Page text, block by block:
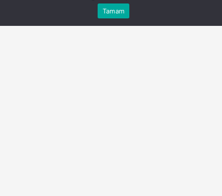
Bu web sitesinde en iyi deneyimi yaşamanızı sağlamak
için çerezler kullanılmaktadır.
Eczaneler
Tamam